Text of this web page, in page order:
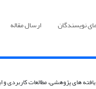
نویسندگان ارسال مقاله
یافته های پژوهشی، مطالعات